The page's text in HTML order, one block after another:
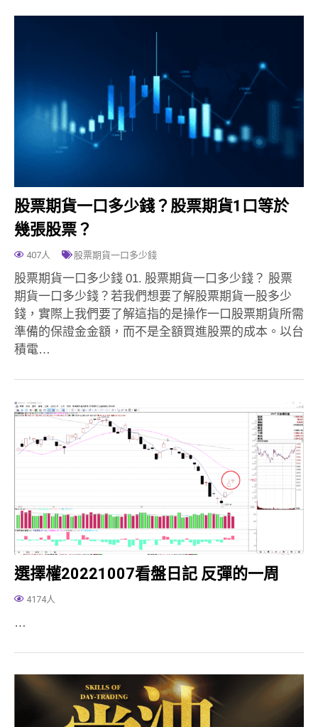
股票期貨一口多少錢？股票期貨1口等於
幾張股票？
407人 股票期貨一口多少錢
股票期貨一口多少錢 01. 股票期貨一口多少錢？ 股票
期貨一口多少錢？若我們想要了解股票期貨一股多少
錢，實際上我們要了解這指的是操作一口股票期貨所需
準備的保證金金額，而不是全額買進股票的成本。以台
積電…
選擇權20221007看盤日記 反彈的一周
4174人
…